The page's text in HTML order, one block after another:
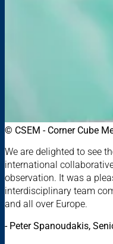
© CSEM - Corner Cube
We are delighted to see
international
observation. It was a
interdisciplinary team
and all over Europe.
- Peter Spanoudakis,